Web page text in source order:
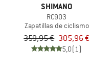
SHIMANO
RC903
Zapatillas de ciclismo
359,95 € 305,96 €
5,0(1)